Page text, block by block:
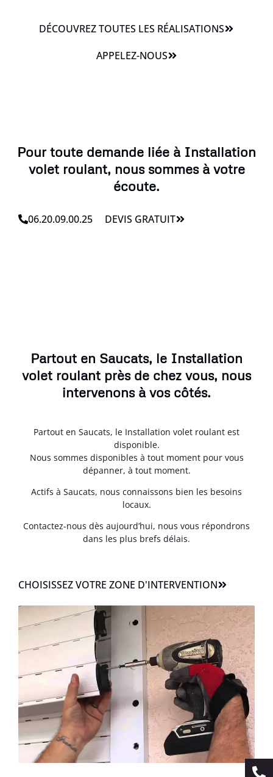
DÉCOUVREZ TOUTES LES RÉALISATIONS
APPELEZ-NOUS
Pour toute demande liée à Installation
volet roulant, nous sommes à votre
écoute.
06.20.09.00.25 DEVIS GRATUIT
Partout en Saucats, le Installation
volet roulant près de chez vous, nous
intervenons à vos côtés.
Partout en Saucats, le Installation volet roulant est
disponible.
Nous sommes disponibles à tout moment pour vous
dépanner, à tout moment.
Actifs à Saucats, nous connaissons bien les besoins
locaux.
Contactez-nous dès aujourd’hui, nous vous répondrons
dans les plus brefs délais.
CHOISISSEZ VOTRE ZONE D'INTERVENTION